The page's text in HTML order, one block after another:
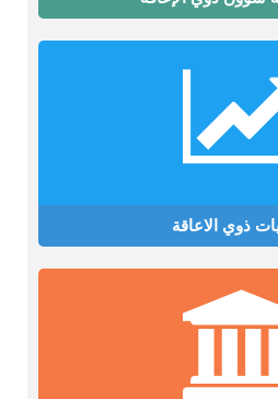
ذوي الاعاقة